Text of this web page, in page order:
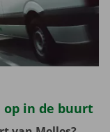
op in de buurt